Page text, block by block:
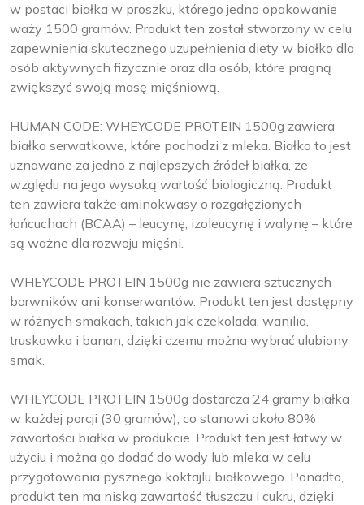
w postaci białka w proszku, którego jedno opakowanie
waży 1500 gramów. Produkt ten został stworzony w celu
zapewnienia skutecznego uzupełnienia diety w białko dla
osób aktywnych fizycznie oraz dla osób, które pragną
zwiększyć swoją masę mięśniową.
HUMAN CODE: WHEYCODE PROTEIN 1500g zawiera
białko serwatkowe, które pochodzi z mleka. Białko to jest
uznawane za jedno z najlepszych źródeł białka, ze
względu na jego wysoką wartość biologiczną. Produkt
ten zawiera także aminokwasy o rozgałęzionych
łańcuchach (BCAA) – leucynę, izoleucynę i walynę – które
są ważne dla rozwoju mięśni.
WHEYCODE PROTEIN 1500g nie zawiera sztucznych
barwników ani konserwantów. Produkt ten jest dostępny
w różnych smakach, takich jak czekolada, wanilia,
truskawka i banan, dzięki czemu można wybrać ulubiony
smak.
WHEYCODE PROTEIN 1500g dostarcza 24 gramy białka
w każdej porcji (30 gramów), co stanowi około 80%
zawartości białka w produkcie. Produkt ten jest łatwy w
użyciu i można go dodać do wody lub mleka w celu
przygotowania pysznego koktajlu białkowego. Ponadto,
produkt ten ma niską zawartość tłuszczu i cukru, dzięki